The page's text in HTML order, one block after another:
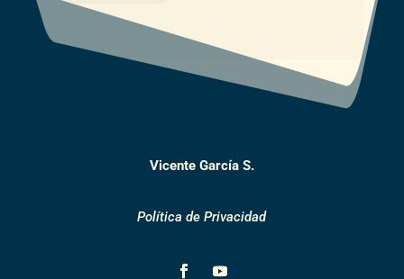
Vicente García S.
Política de Privacidad